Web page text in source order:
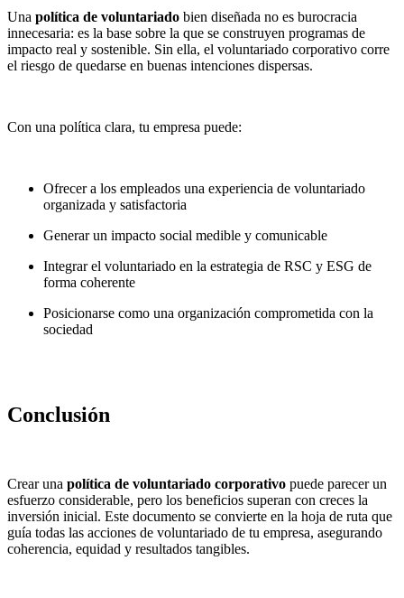
Una política de voluntariado bien diseñada no es burocracia
innecesaria: es la base sobre la que se construyen programas de
impacto real y sostenible. Sin ella, el voluntariado corporativo corre
el riesgo de quedarse en buenas intenciones dispersas.
Con una política clara, tu empresa puede:
Ofrecer a los empleados una experiencia de voluntariado
organizada y satisfactoria
Generar un impacto social medible y comunicable
Integrar el voluntariado en la estrategia de RSC y ESG de
forma coherente
Posicionarse como una organización comprometida con la
sociedad
Conclusión
Crear una política de voluntariado corporativo puede parecer un
esfuerzo considerable, pero los beneficios superan con creces la
inversión inicial. Este documento se convierte en la hoja de ruta que
guía todas las acciones de voluntariado de tu empresa, asegurando
coherencia, equidad y resultados tangibles.